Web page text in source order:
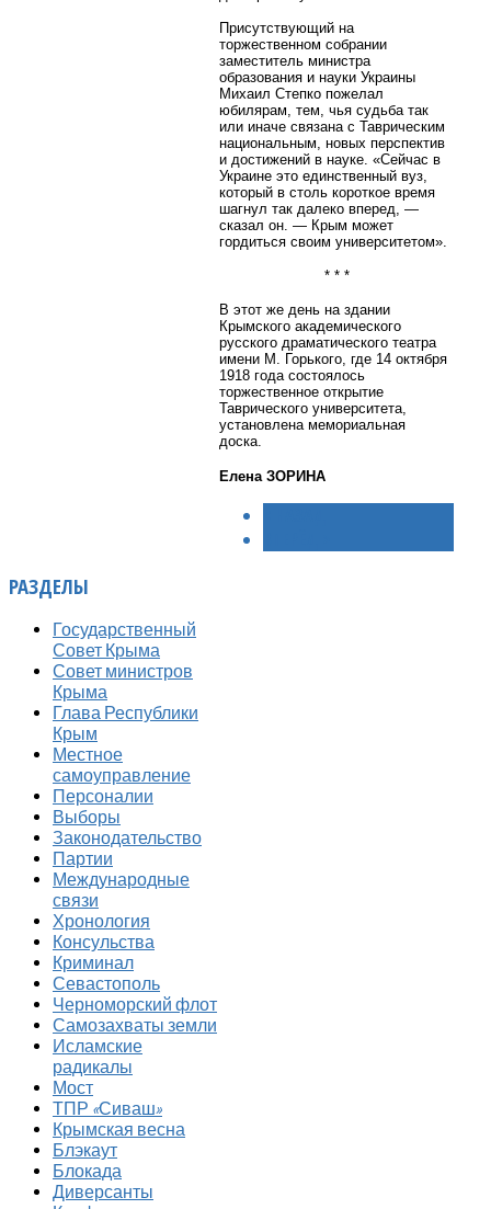
Присутствующий на
торжественном собрании
заместитель министра
образования и науки Украины
Михаил Степко пожелал
юбилярам, тем, чья судьба так
или иначе связана с Таврическим
национальным, новых перспектив
и достижений в науке. «Сейчас в
Украине это единственный вуз,
который в столь короткое время
шагнул так далеко вперед, —
сказал он. — Крым может
гордиться своим университетом».
* * *
В этот же день на здании
Крымского академического
русского драматического театра
имени М. Горького, где 14 октября
1918 года состоялось
торжественное открытие
Таврического университета,
установлена мемориальная
доска.
Елена ЗОРИНА
РАЗДЕЛЫ
Государственный
Совет Крыма
Совет министров
Крыма
Глава Республики
Крым
Местное
самоуправление
Персоналии
Выборы
Законодательство
Партии
Международные
связи
Хронология
Консульства
Криминал
Севастополь
Черноморский флот
Самозахваты земли
Исламские
радикалы
Мост
ТПР «Сиваш»
Крымская весна
Блэкаут
Блокада
Диверсанты